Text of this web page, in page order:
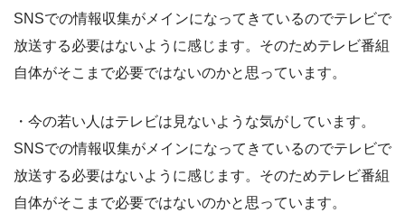
SNSでの情報収集がメインになってきているのでテレビで
放送する必要はないように感じます。そのためテレビ番組
自体がそこまで必要ではないのかと思っています。
・今の若い人はテレビは見ないような気がしています。
SNSでの情報収集がメインになってきているのでテレビで
放送する必要はないように感じます。そのためテレビ番組
自体がそこまで必要ではないのかと思っています。